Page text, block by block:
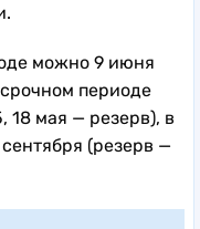
можно 9 июня
периоде
18 мая — резерв), в
(резерв —